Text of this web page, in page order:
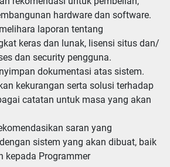
hardware dan software.
laporan tentang
keras dan lunak, lisensi situs dan/
dan security pengguna.
dokumentasi atas sistem.
kekurangan serta solusi terhadap
catatan untuk masa yang akan
saran yang
sistem yang akan dibuat, baik
kepada Programmer